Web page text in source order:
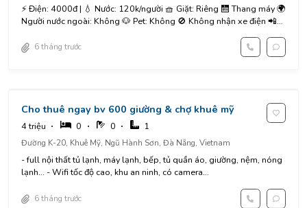
⚡️ Điện: 4000đ | 💧 Nước: 120k/người 🧺 Giặt: Riêng 🛗 Thang máy 🌍
Người nước ngoài: Không 🐶 Pet: Không 🚫 Không nhận xe điện 📲
6 tháng trước
Cho thuê ngay bv 600 giường & chợ khuê mỹ
4 triệu 0 0 1
Đường K-20, Khuê Mỹ, Ngũ Hành Sơn, Đà Nẵng, Vietnam
- full nội thất tủ lạnh, máy lạnh, bếp, tủ quần áo, giường, nệm, nóng
lạnh... - Wifi tốc độ cao, khu an ninh, có camera...
6 tháng trước